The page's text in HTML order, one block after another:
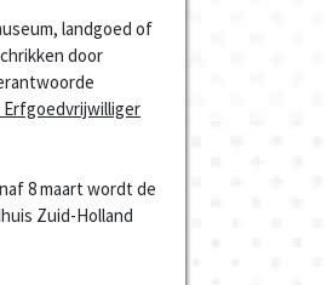
landgoed of
door
8 maart wordt de
Zuid-Holland